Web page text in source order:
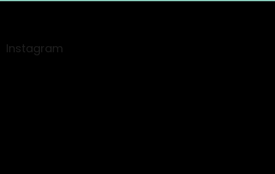
aInstagram